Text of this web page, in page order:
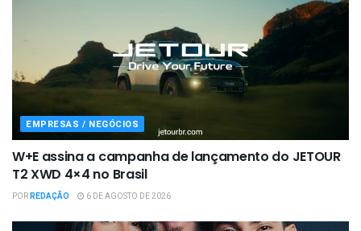
EMPRESAS / NEGÓCIOS
W+E assina a campanha de lançamento do JETOUR
T2 XWD 4×4 no Brasil
PORREDAÇÃO 6 DE AGOSTO DE 2026